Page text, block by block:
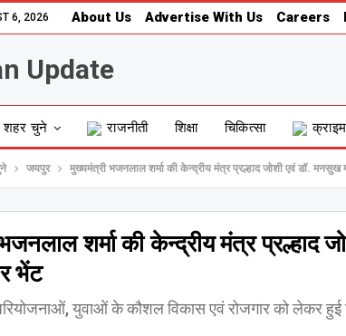
6, 2026 About Us Advertise With Us Careers
Update
शहर चुने राजनीती शिक्षा चिकित्सा क्राइम
जयपुर मुख्यमंत्री भजनलाल शर्मा की केन्द्रीय मंत्र प्रल्हाद जोशी एवं डॉ. मनसुख
शर्मा की केन्द्रीय मंत्र प्रल्हाद
भेंट
युवाओं के कौशल विकास एवं रोजगार को लेकर हुई